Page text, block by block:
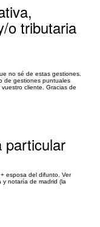
o tributaria
no sé de estas gestiones.
de gestiones puntuales
cliente. Gracias de
particular
esposa del difunto. Ver
notaría de madrid (la